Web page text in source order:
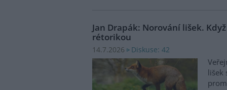
Jan Drapák: Norování lišek.
rétorikou
14.7.2026 Diskuse: 42
lišek